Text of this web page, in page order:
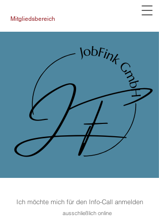
Mitgliedsbereich
Ich möchte mich für den Info-Call anmelden
ausschließlich online